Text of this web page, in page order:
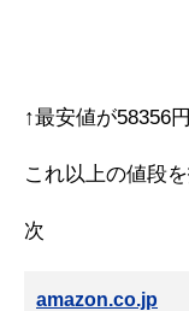
↑最安値が58356
これ以上の値段
次
amazon.co.jp